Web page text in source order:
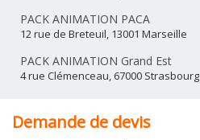
PACK ANIMATION PACA
12 rue de Breteuil, 13001 Marseille
PACK ANIMATION Grand Est
4 rue Clémenceau, 67000 Strasbourg
Demande de devis